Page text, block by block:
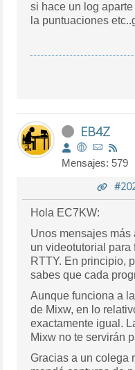
si hace un log
la puntuaciones
EB4Z
Mensajes: 579
Hola EC7KW:
Unos mensajes más
un videotutorial
RTTY. En principio,
sabes que cada
Aunque funciona a
de Mixw, en lo
exactamente igual.
Mixw no te servirán
Gracias a un colega